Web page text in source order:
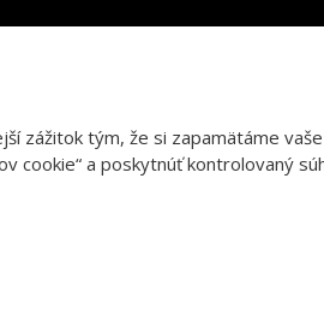
tým, že si zapamätáme
cookie“ a poskytnúť kontrolovaný